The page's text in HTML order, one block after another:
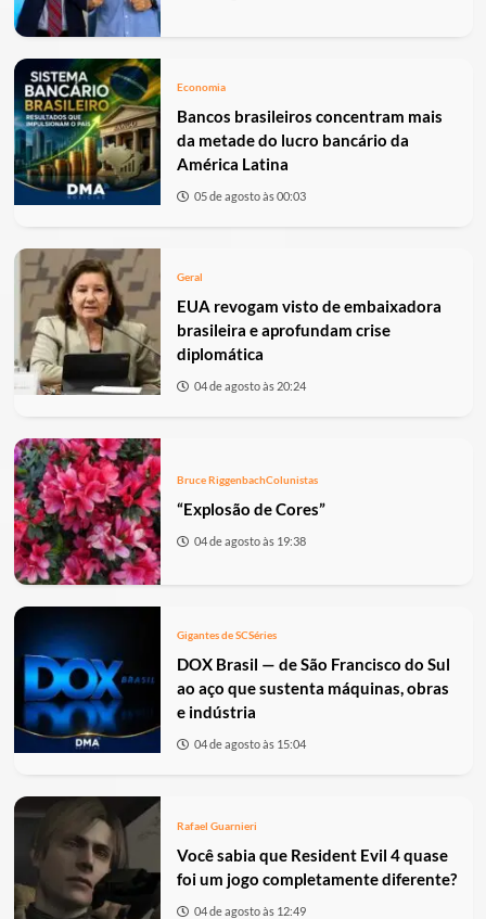
Economia
Bancos brasileiros concentram mais
da metade do lucro bancário da
América Latina
05 de agosto às 00:03
Geral
EUA revogam visto de embaixadora
brasileira e aprofundam crise
diplomática
04 de agosto às 20:24
Bruce RiggenbachColunistas
“Explosão de Cores”
04 de agosto às 19:38
Gigantes de SCSéries
DOX Brasil — de São Francisco do Sul
ao aço que sustenta máquinas, obras
e indústria
04 de agosto às 15:04
Rafael Guarnieri
Você sabia que Resident Evil 4 quase
foi um jogo completamente diferente?
04 de agosto às 12:49